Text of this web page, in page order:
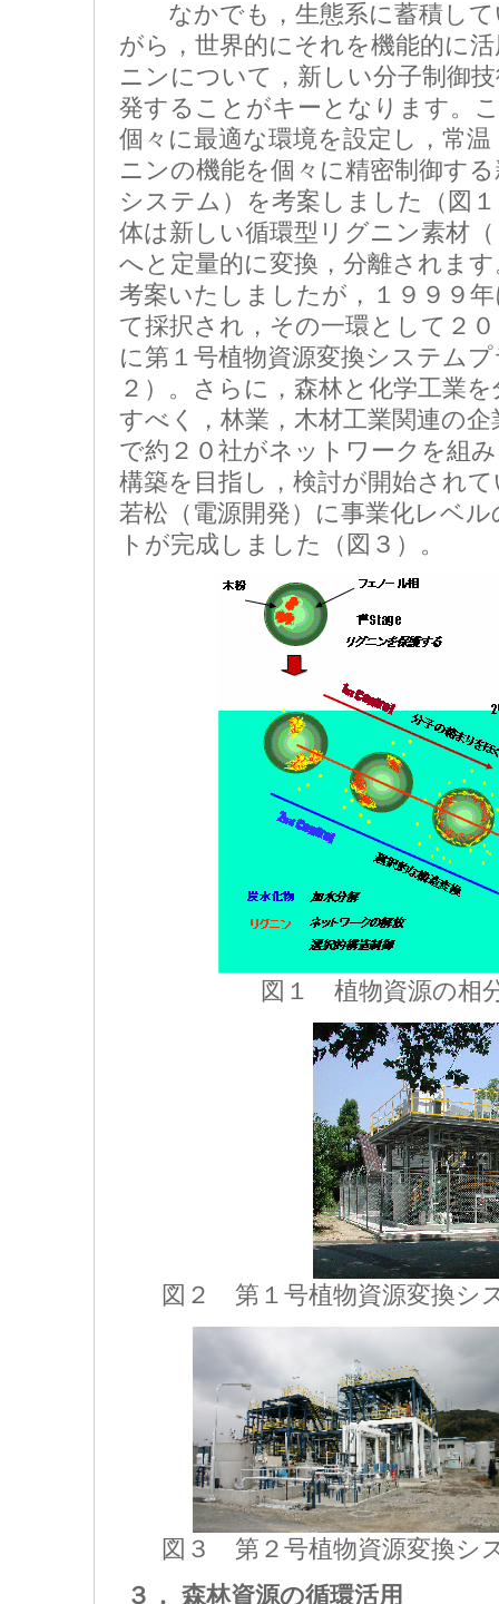
なかでも，生態系に蓄積して
がら，世界的にそれを機能的に
ニンについて，新しい分子制御
発することがキーとなります。
個々に最適な環境を設定し，常
ニンの機能を個々に精密制御す
システム）を考案しました（図
体は新しい循環型リグニン素材
へと定量的に変換，分離されま
考案いたしましたが，１９９９
て採択され，その一環として２
に第１号植物資源変換システム
２）。さらに，森林と化学工業
すべく，林業，木材工業関連の
で約２０社がネットワークを組
構築を目指し，検討が開始され
若松（電源開発）に事業化レベ
トが完成しました（図３）。
図１ 植物資源の相
図２ 第１号植物資源変換シ
図３ 第２号植物資源変換シ
３． 森林資源の循環活用